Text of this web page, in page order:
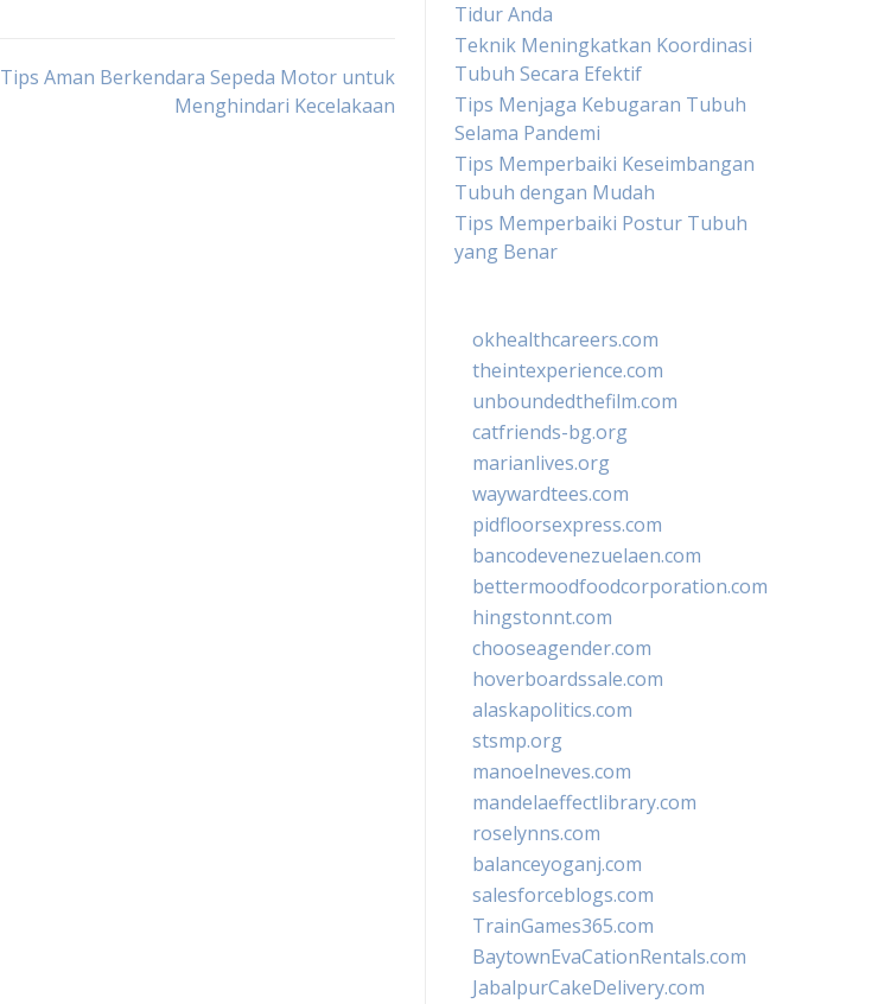
Tips Aman Berkendara Sepeda Motor untuk
Menghindari Kecelakaan
Tidur Anda
Teknik Meningkatkan Koordinasi
Tubuh Secara Efektif
Tips Menjaga Kebugaran Tubuh
Selama Pandemi
Tips Memperbaiki Keseimbangan
Tubuh dengan Mudah
Tips Memperbaiki Postur Tubuh
yang Benar
okhealthcareers.com
theintexperience.com
unboundedthefilm.com
catfriends-bg.org
marianlives.org
waywardtees.com
pidfloorsexpress.com
bancodevenezuelaen.com
bettermoodfoodcorporation.com
hingstonnt.com
chooseagender.com
hoverboardssale.com
alaskapolitics.com
stsmp.org
manoelneves.com
mandelaeffectlibrary.com
roselynns.com
balanceyoganj.com
salesforceblogs.com
TrainGames365.com
BaytownEvaCationRentals.com
JabalpurCakeDelivery.com